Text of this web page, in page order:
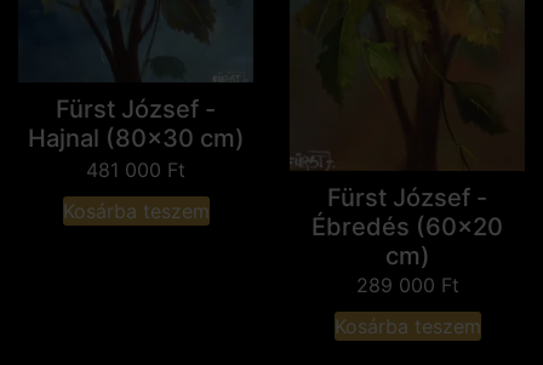
Fürst József -
Hajnal (80x30 cm)
481 000 Ft
Kosárba teszem
Fürst József -
Ébredés (60x20
cm)
289 000 Ft
Kosárba teszem